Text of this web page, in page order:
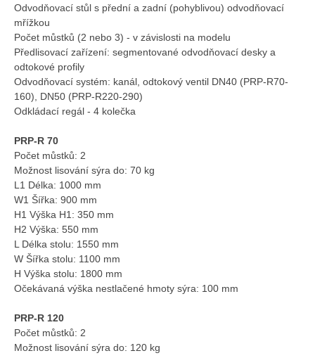
Odvodňovací stůl s přední a zadní (pohyblivou) odvodňovací
mřížkou
Počet můstků (2 nebo 3) - v závislosti na modelu
Předlisovací zařízení: segmentované odvodňovací desky a
odtokové profily
Odvodňovací systém: kanál, odtokový ventil DN40 (PRP-R70-
160), DN50 (PRP-R220-290)
Odkládací regál - 4 kolečka
PRP-R 70
Počet můstků: 2
Možnost lisování sýra do: 70 kg
L1 Délka: 1000 mm
W1 Šířka: 900 mm
H1 Výška H1: 350 mm
H2 Výška: 550 mm
L Délka stolu: 1550 mm
W Šířka stolu: 1100 mm
H Výška stolu: 1800 mm
Očekávaná výška nestlačené hmoty sýra: 100 mm
PRP-R 120
Počet můstků: 2
Možnost lisování sýra do: 120 kg